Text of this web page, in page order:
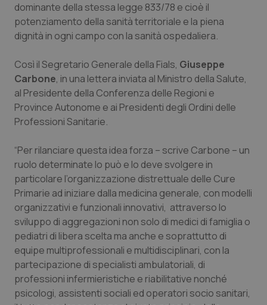
Calabria
Emilia-Romagna
Friuli Venezia Giulia
Liguria
Lombardia
Marche
Molise
Piemonte
Asma & BPCO
Colesterolo & coronaropatie
Dermatite Atopica
Disturbi dell’umore
Dolore
Donna & Salute
Epatiti
HIV
dominante della stessa legge 833/78 e cioè il
potenziamento della sanità territoriale e la piena
dignità in ogni campo con la sanità ospedaliera.
Così il Segretario Generale della Fials, Giuseppe
Carbone, in una lettera inviata al Ministro della Salute,
al Presidente della Conferenza delle Regioni e
Province Autonome e ai Presidenti degli Ordini delle
Professioni Sanitarie.
“Per rilanciare questa idea forza – scrive Carbone – un
ruolo determinate lo può e lo deve svolgere in
particolare l’organizzazione distrettuale delle Cure
Primarie ad iniziare dalla medicina generale, con modelli
organizzativi e funzionali innovativi, attraverso lo
sviluppo di aggregazioni non solo di medici di famiglia o
pediatri di libera scelta ma anche e soprattutto di
equipe multiprofessionali e multidisciplinari, con la
partecipazione di specialisti ambulatoriali, di
professioni infermieristiche e riabilitative nonché
psicologi, assistenti sociali ed operatori socio sanitari,